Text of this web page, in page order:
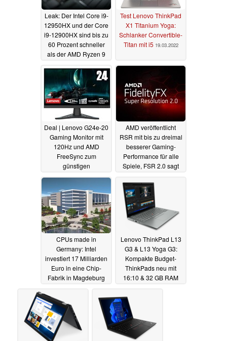
Leak: Der Intel Core i9-
12950HX und der Core
i9-12900HX sind bis zu
60 Prozent schneller
als der AMD Ryzen 9
Test Lenovo ThinkPad
X1 Titanium Yoga:
Schlanker Convertible-
Titan mit i5 19.03.2022
Deal | Lenovo G24e-20
Gaming Monitor mit
120Hz und AMD
FreeSync zum
günstigen
Euro bei Amazon
18.03.2022
AMD veröffentlicht
RSR mit bis zu dreimal
besserer Gaming-
Performance für alle
Spiele, FSR 2.0 sagt
18.03.2022
CPUs made in
Germany: Intel
investiert 17 Milliarden
Euro in eine Chip-
Fabrik in Magdeburg
Lenovo ThinkPad L13
G3 & L13 Yoga G3:
Kompakte Budget-
ThinkPads neu mit
16:10 & 32 GB RAM